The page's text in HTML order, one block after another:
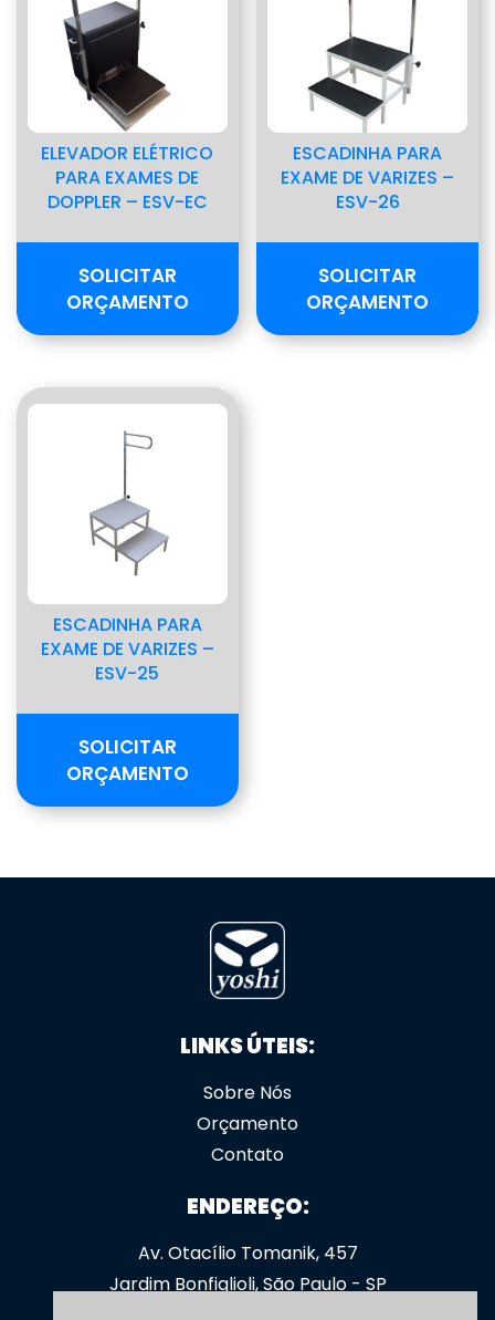
ELEVADOR ELÉTRICO
PARA EXAMES DE
DOPPLER – ESV-EC
SOLICITAR
ORÇAMENTO
ESCADINHA PARA
EXAME DE VARIZES –
ESV-26
SOLICITAR
ORÇAMENTO
ESCADINHA PARA
EXAME DE VARIZES –
ESV-25
SOLICITAR
ORÇAMENTO
LINKS ÚTEIS:
Sobre Nós
Orçamento
Contato
ENDEREÇO:
Av. Otacílio Tomanik, 457
Jardim Bonfiglioli, São Paulo - SP